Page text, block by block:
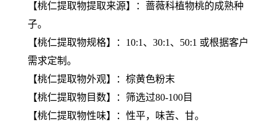
【桃仁提取物提取来源】：蔷薇科植物桃的成熟种
子。
【桃仁提取物规格】：10:1、30:1、50:1 或根据客户
需求定制。
【桃仁提取物外观】：棕黄色粉末
【桃仁提取物目数】：筛选过80-100目
【桃仁提取物性味】：性平，味苦、甘。